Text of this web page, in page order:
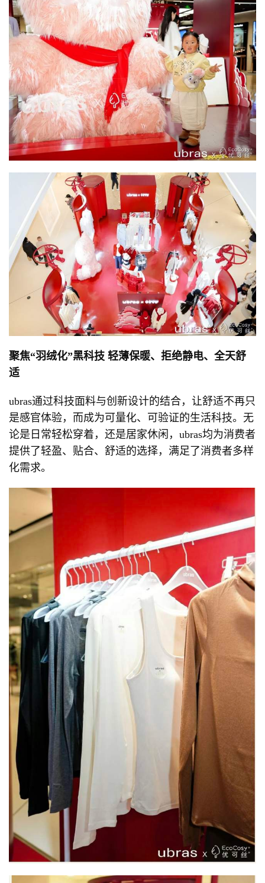
聚焦“羽绒化”黑科技 轻薄保暖、拒绝静电、全天舒
适
ubras通过科技面料与创新设计的结合，让舒适不再只
是感官体验，而成为可量化、可验证的生活科技。无
论是日常轻松穿着，还是居家休闲，ubras均为消费者
提供了轻盈、贴合、舒适的选择，满足了消费者多样
化需求。